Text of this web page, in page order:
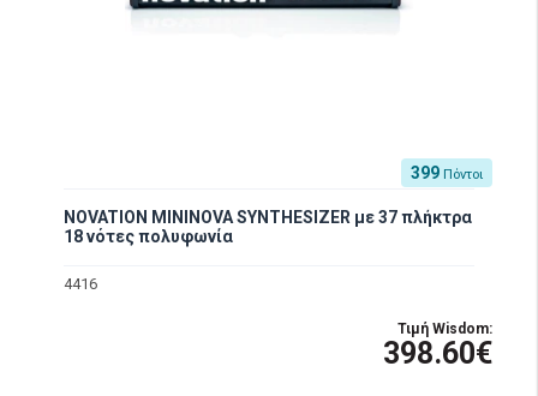
399 Πόντοι
NOVATION MININOVA SYNTHESIZER με 37 πλήκτρα
18 νότες πολυφωνία
4416
Τιμή Wisdom:
398.60€